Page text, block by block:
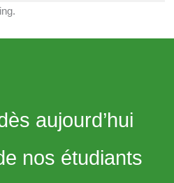
aujourd’hui
nos étudiants